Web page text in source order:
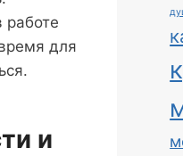
работе
для
и